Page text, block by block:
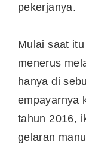
pekerjanya.
Mulai saat
menerus
hanya di
empayarnya
tahun 2016,
gelaran